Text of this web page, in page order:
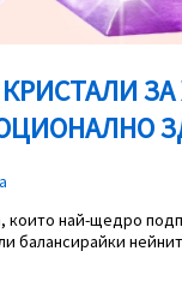
които най-щедро
балансирайки